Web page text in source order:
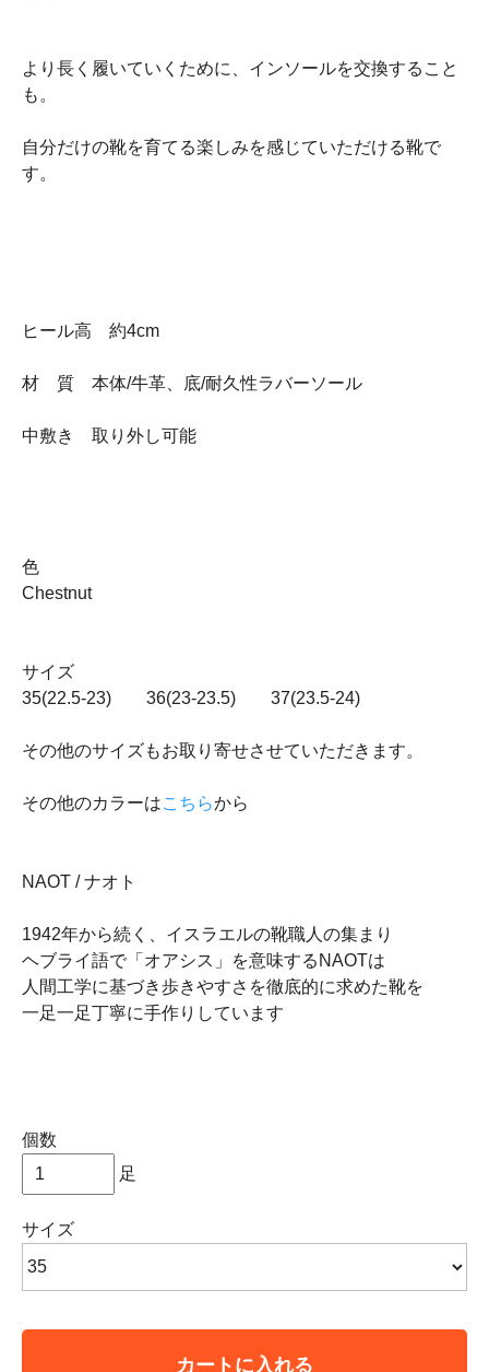
より長く履いていくために、インソールを交換すること
も。
自分だけの靴を育てる楽しみを感じていただける靴で
す。
ヒール高 約4cm
材 質 本体/牛革、底/耐久性ラバーソール
中敷き 取り外し可能
色
Chestnut
サイズ
35(22.5-23) 36(23-23.5) 37(23.5-24)
その他のサイズもお取り寄せさせていただきます。
その他のカラーはこちらから
NAOT / ナオト
1942年から続く、イスラエルの靴職人の集まり
ヘブライ語で「オアシス」を意味するNAOTは
人間工学に基づき歩きやすさを徹底的に求めた靴を
一足一足丁寧に手作りしています
個数
足
サイズ
カートに入れる